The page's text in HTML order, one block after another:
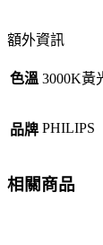
額外資訊
色溫 3000K黃
品牌 PHILIPS
相關商品